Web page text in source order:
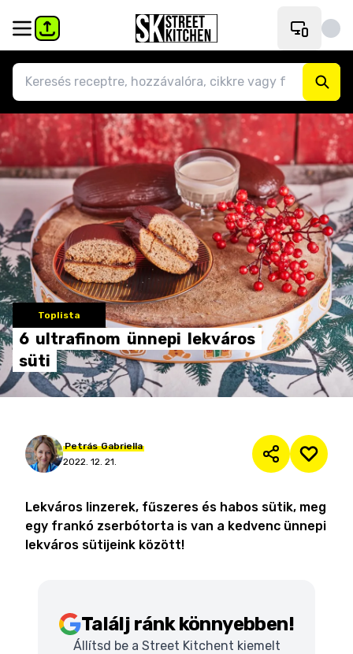
Toplista
6 ultrafinom ünnepi lekváros
süti
Petrás Gabriella
2022. 12. 21.
Lekváros linzerek, fűszeres és habos sütik, meg
egy frankó zserbótorta is van a kedvenc ünnepi
lekváros sütijeink között!
Találj ránk könnyebben!
Állítsd be a Street Kitchent kiemelt